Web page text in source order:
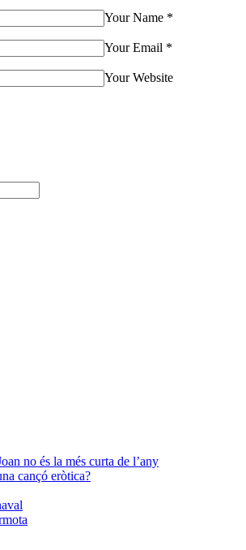
Your Name *
Your Email *
Your Website
no és la més curta de l’any
cançó eròtica?